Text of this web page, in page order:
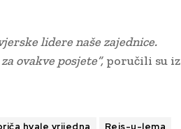
lidere naše zajednice.
ovakve posjete”, poručili su iz
hvale vrijedna Reis-u-lema